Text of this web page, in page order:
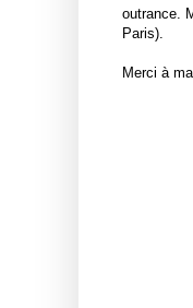
outrance.
Paris).
Merci à